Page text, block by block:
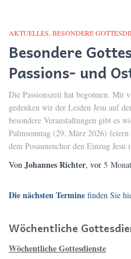
AKTUELLES BESONDERE
Besondere
Passions- und
Die Passionszeit hat begonnen. Mit
gedenken wir der Leiden Jesu auf
besondere Veranstaltungen gibt es
Palmsonntag (29. März 2026)
dem Posaunenchor den Einzug Jesu
Von Johannes Richter, vor 5
Die nächsten Termine finden Sie
Wöchentliche
Wöchentliche Gottesdienste